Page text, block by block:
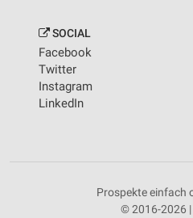
SOCIAL
Facebook
Twitter
Instagram
LinkedIn
Prospekte einfach
© 2016-2026 |